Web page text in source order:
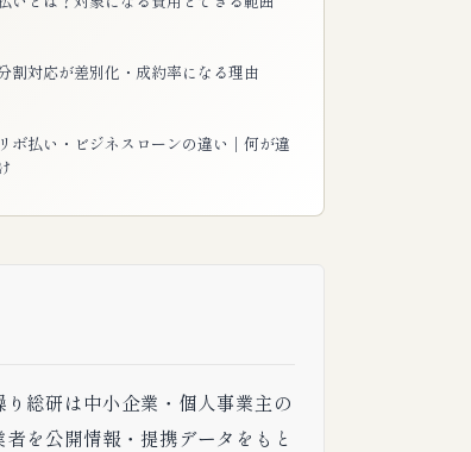
割対応が差別化・成約率になる理由
ボ払い・ビジネスローンの違い｜何が違
総研は中小企業・個人事業主の
を公開情報・提携データをもと